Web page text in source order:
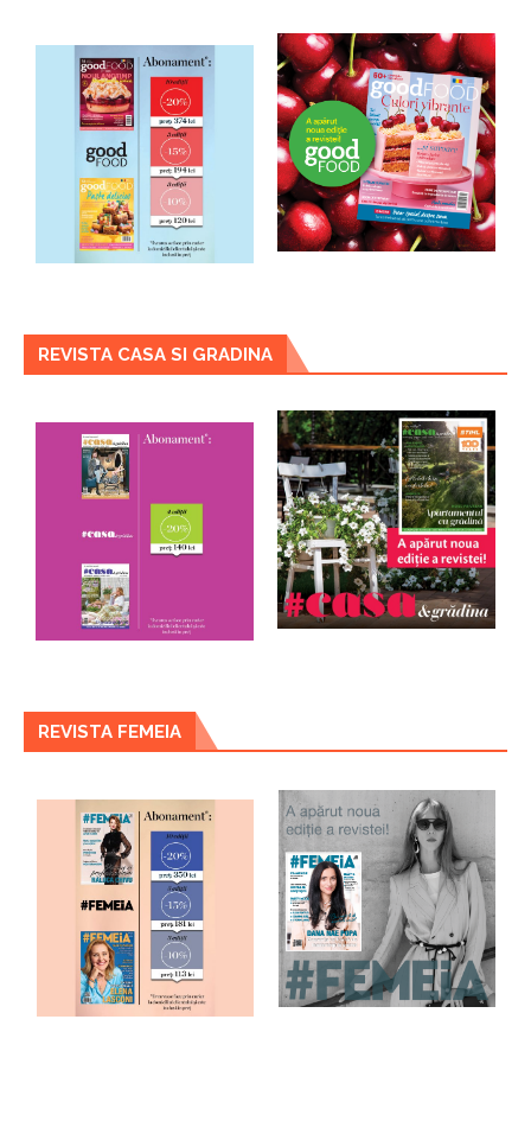
REVISTA CASA SI GRADINA
REVISTA FEMEIA